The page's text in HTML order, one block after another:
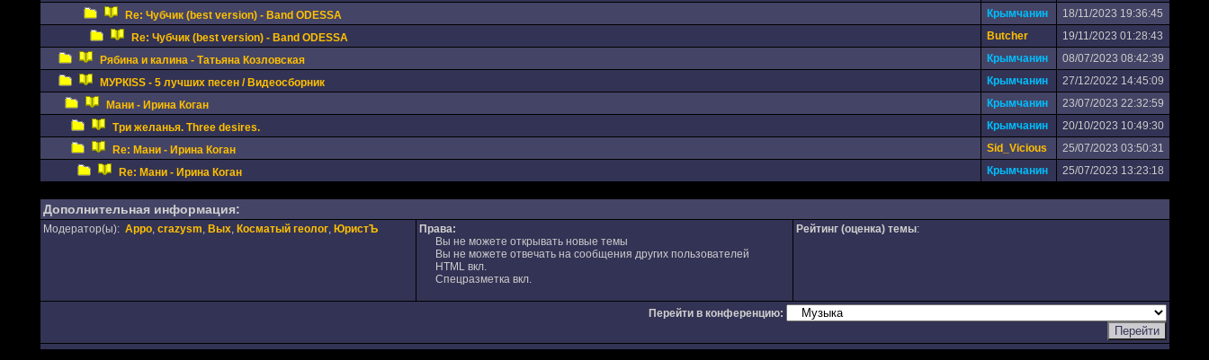
Re: Чубчик (best version) - Band ODESSA
Крымчанин
18/11/2023 19:36:45
Re: Чубчик (best version) - Band ODESSA
Butcher
19/11/2023 01:28:43
Рябина и калина - Татьяна Козловская
Крымчанин
08/07/2023 08:42:39
МУРКISS - 5 лучших песен / Видеосборник
Крымчанин
27/12/2022 14:45:09
Мани - Ирина Коган
Крымчанин
23/07/2023 22:32:59
Три желанья. Three desires.
Крымчанин
20/10/2023 10:49:30
Re: Мани - Ирина Коган
Sid_Vicious
25/07/2023 03:50:31
Re: Мани - Ирина Коган
Крымчанин 25/07/2023 13:23:18
Дополнительная информация:
Модератор(ы): Appo, crazysm, Вых, Косматый геолог, ЮристЪ
Права:
Вы не можете открывать новые темы
Вы не можете отвечать на сообщения других пользователей
HTML вкл.
Спецразметка вкл.
Рейтинг (оценка) темы:
Перейти в конференцию: